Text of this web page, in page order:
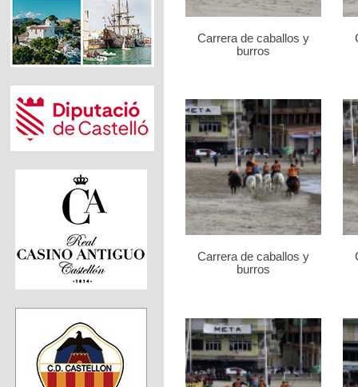
Carrera de caballos y
burros
Carrera de caballos y
burros